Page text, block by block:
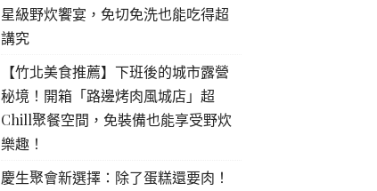
星級野炊饗宴，免切免洗也能吃得超
講究
【竹北美食推薦】下班後的城市露營
秘境！開箱「路邊烤肉風城店」超
Chill聚餐空間，免裝備也能享受野炊
樂趣！
慶生聚會新選擇：除了蛋糕還要肉！